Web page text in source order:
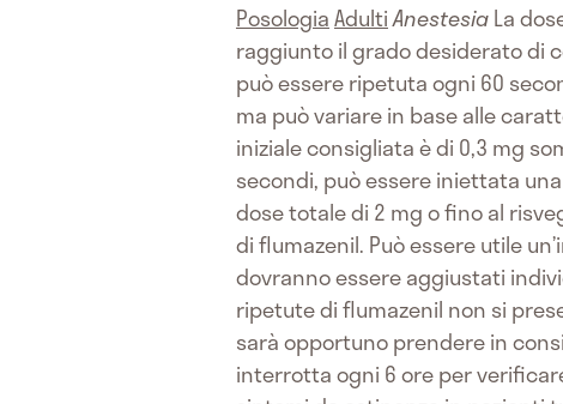
PosologiaAdultiAnestesiaLa
raggiunto il grado desiderato di
può essere ripetuta ogni 60
ma può variare in base alle
iniziale consigliata è di 0,3 mg
secondi, può essere iniettata
dose totale di 2 mg o fino al
di flumazenil. Può essere utile
dovranno essere aggiustati
ripetute di flumazenil non si
sarà opportuno prendere in
interrotta ogni 6 ore per